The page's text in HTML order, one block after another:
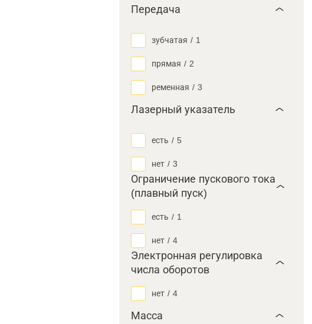
Передача
зубчатая / 1
прямая / 2
ременная / 3
Лазерный указатель
есть / 5
нет / 3
Ограничение пускового тока
(плавный пуск)
есть / 1
нет / 4
Электронная регулировка
числа оборотов
нет / 4
Масса